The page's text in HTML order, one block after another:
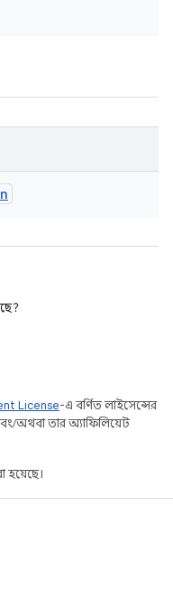
License-এ বর্ণিত লাইসেন্সের
অথবা তার অ্যাফিলিয়েট